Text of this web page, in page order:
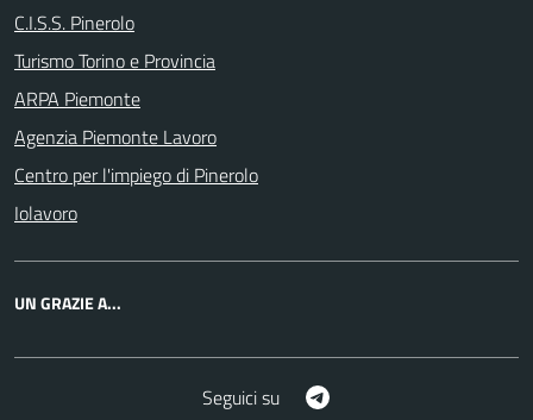
C.I.S.S. Pinerolo
Turismo Torino e Provincia
ARPA Piemonte
Agenzia Piemonte Lavoro
Centro per l'impiego di Pinerolo
Iolavoro
UN GRAZIE A...
Seguici su